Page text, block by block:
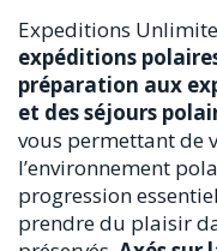
Expeditions
expéditions
préparation aux
et des séjours
vous permettant de
l’environnement
progression
prendre du plaisir